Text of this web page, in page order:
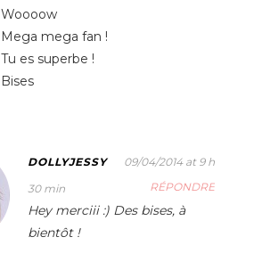
Woooow
Mega mega fan !
Tu es superbe !
Bises
DOLLYJESSY
09/04/2014 at 9 h
30 min
RÉPONDRE
Hey merciii :) Des bises, à
bientôt !